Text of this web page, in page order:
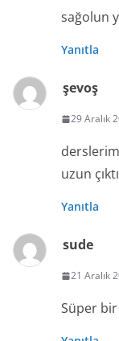
sağolun
Yanıtla
şevoş
29 Aralık
uzun çıktı
Yanıtla
sude
21 Aralık
Süper